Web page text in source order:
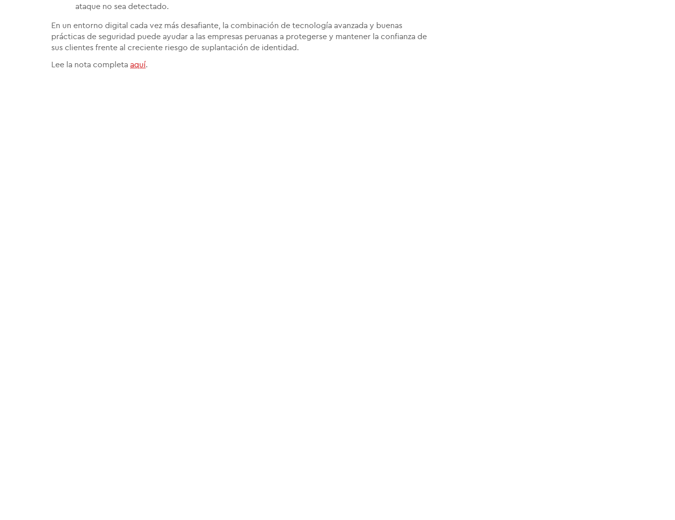
ataque no sea detectado.
En un entorno digital cada vez más desafiante, la combinación de tecnología avanzada y buenas
prácticas de seguridad puede ayudar a las empresas peruanas a protegerse y mantener la confianza de
sus clientes frente al creciente riesgo de suplantación de identidad.
Lee la nota completa aquí.